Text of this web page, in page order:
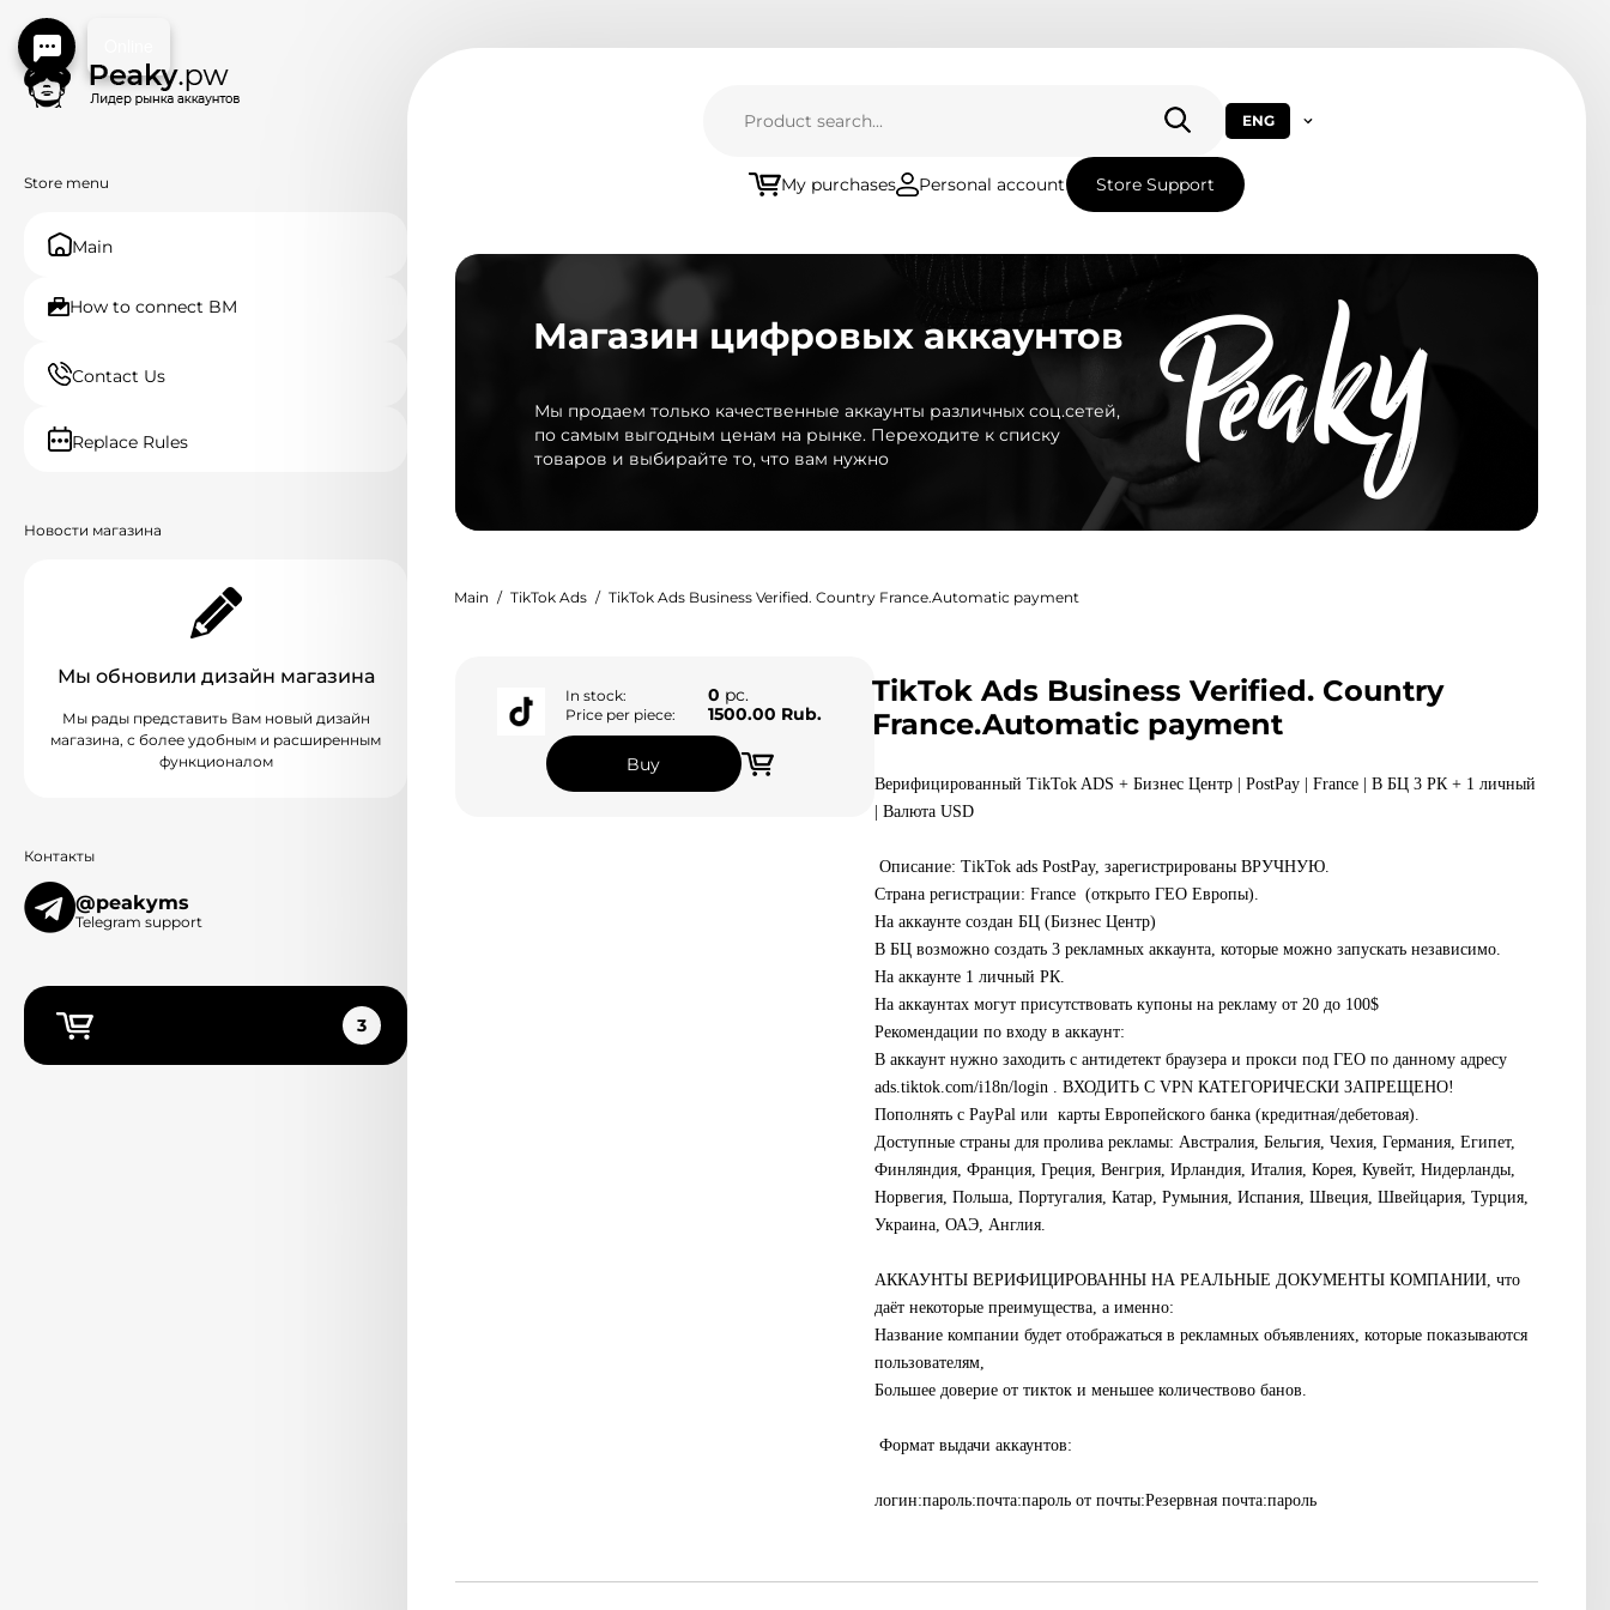
Store menu
Main
How to connect BM
Contact Us
Replace Rules
Новости магазина
Мы обновили дизайн магазина
Мы рады представить Вам новый дизайн
магазина, с более удобным и расширенным
функционалом
Контакты
@peakyms
Telegram support
3
ENG
My purchases Personal account Store Support
Магазин цифровых аккаунтов
Мы продаем только качественные аккаунты различных соц.сетей,
по самым выгодным ценам на рынке. Переходите к списку
товаров и выбирайте то, что вам нужно
Main TikTok Ads TikTok Ads Business Verified. Country France.Automatic payment
In stock: 0 pc.
Price per piece: 1500.00 Rub.
Buy
TikTok Ads Business Verified. Country
France.Automatic payment
Верифицированный TikTok ADS + Бизнес Центр | PostPay | France | В БЦ 3 РК + 1 личный
| Валюта USD
Описание: TikTok ads PostPay, зарегистрированы ВРУЧНУЮ.
Страна регистрации: France (открыто ГЕО Европы).
На аккаунте создан БЦ (Бизнес Центр)
В БЦ возможно создать 3 рекламных аккаунта, которые можно запускать независимо.
На аккаунте 1 личный РК.
На аккаунтах могут присутствовать купоны на рекламу от 20 до 100$
Рекомендации по входу в аккаунт:
В аккаунт нужно заходить с антидетект браузера и прокси под ГЕО по данному адресу
ads.tiktok.com/i18n/login . ВХОДИТЬ С VPN КАТЕГОРИЧЕСКИ ЗАПРЕЩЕНО!
Пополнять с PayPal или карты Европейского банка (кредитная/дебетовая).
Доступные страны для пролива рекламы: Австралия, Бельгия, Чехия, Германия, Египет,
Финляндия, Франция, Греция, Венгрия, Ирландия, Италия, Корея, Кувейт, Нидерланды,
Норвегия, Польша, Португалия, Катар, Румыния, Испания, Швеция, Швейцария, Турция,
Украина, ОАЭ, Англия.
АККАУНТЫ ВЕРИФИЦИРОВАННЫ НА РЕАЛЬНЫЕ ДОКУМЕНТЫ КОМПАНИИ, что
даёт некоторые преимущества, а именно:
Название компании будет отображаться в рекламных объявлениях, которые показываются
пользователям,
Большее доверие от тикток и меньшее количествово банов.
Формат выдачи аккаунтов:
логин:пароль:почта:пароль от почты:Резервная почта:пароль